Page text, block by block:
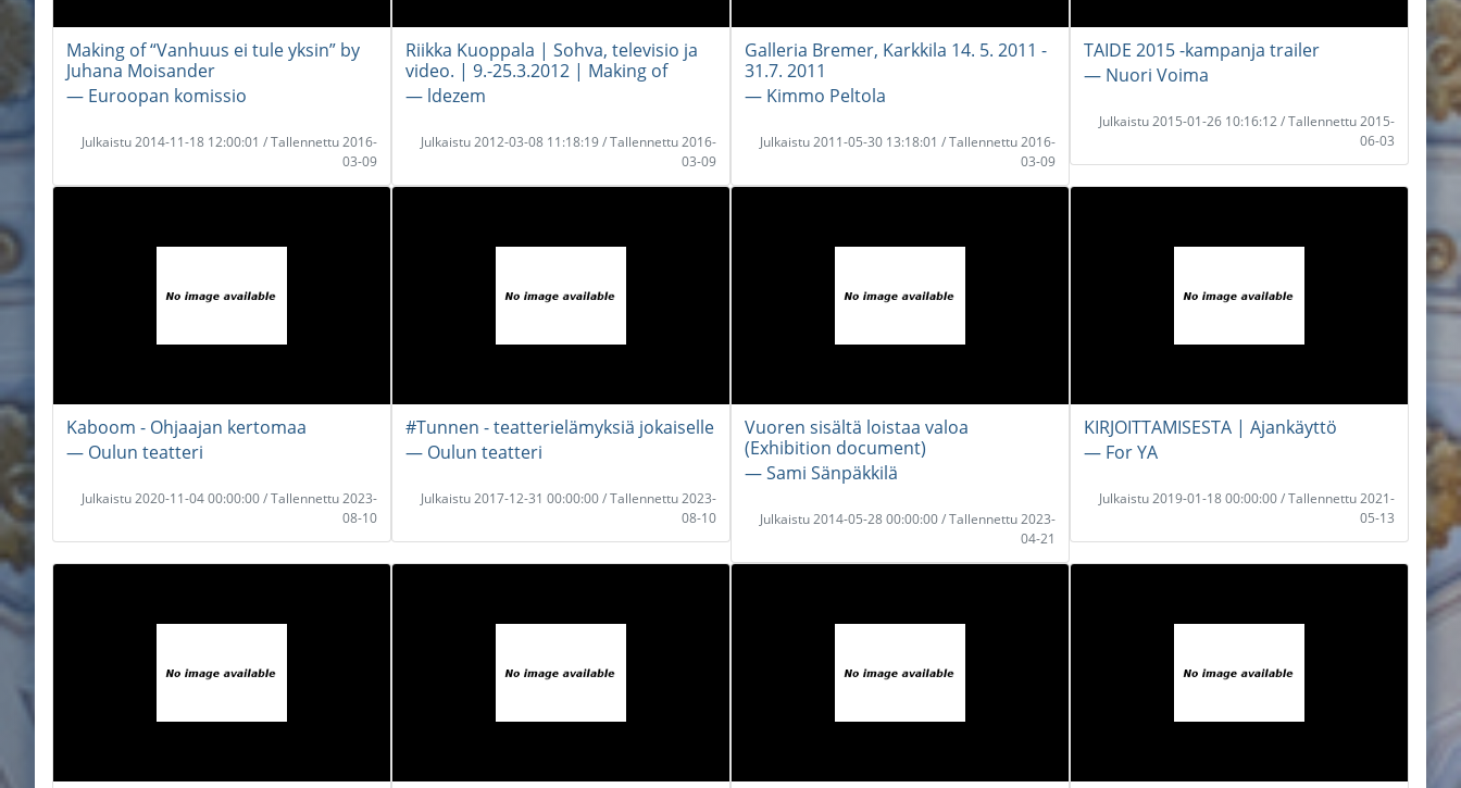
Making of “Vanhuus ei tule yksin” by
Juhana Moisander
― Euroopan komissio
Julkaistu 2014-11-18 12:00:01 / Tallennettu 2016-
03-09
Riikka Kuoppala | Sohva, televisio ja
video. | 9.-25.3.2012 | Making of
― ldezem
Julkaistu 2012-03-08 11:18:19 / Tallennettu 2016-
03-09
Galleria Bremer, Karkkila 14. 5. 2011 -
31.7. 2011
― Kimmo Peltola
Julkaistu 2011-05-30 13:18:01 / Tallennettu 2016-
03-09
TAIDE 2015 -kampanja trailer
― Nuori Voima
Julkaistu 2015-01-26 10:16:12 / Tallennettu 2015-
06-03
Kaboom - Ohjaajan kertomaa
― Oulun teatteri
Julkaistu 2020-11-04 00:00:00 / Tallennettu 2023-
08-10
#Tunnen - teatterielämyksiä jokaiselle
― Oulun teatteri
Julkaistu 2017-12-31 00:00:00 / Tallennettu 2023-
08-10
Vuoren sisältä loistaa valoa
(Exhibition document)
― Sami Sänpäkkilä
Julkaistu 2014-05-28 00:00:00 / Tallennettu 2023-
04-21
KIRJOITTAMISESTA | Ajankäyttö
― For YA
Julkaistu 2019-01-18 00:00:00 / Tallennettu 2021-
05-13